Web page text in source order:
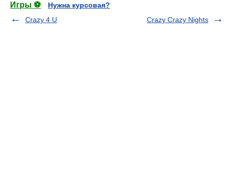
Игры ⚽
Нужна курсовая?
Crazy 4 U
Crazy Crazy Nights